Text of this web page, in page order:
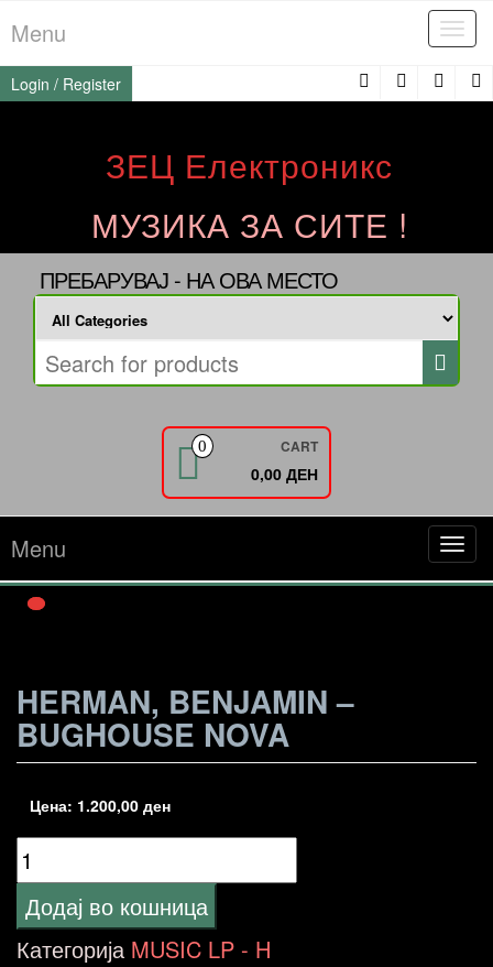
to
the
content
Menu
Login / Register
ЗЕЦ Електроникс
МУЗИКА ЗА СИТЕ !
ПРЕБАРУВАЈ - НА ОВА МЕСТО
0 CART
0,00 ДЕН
Menu
HERMAN, BENJAMIN –
BUGHOUSE NOVA
Цена: 1.200,00 ден
Herman,
Benjamin
-
Додај во кошница
Категорија MUSIC LP - H